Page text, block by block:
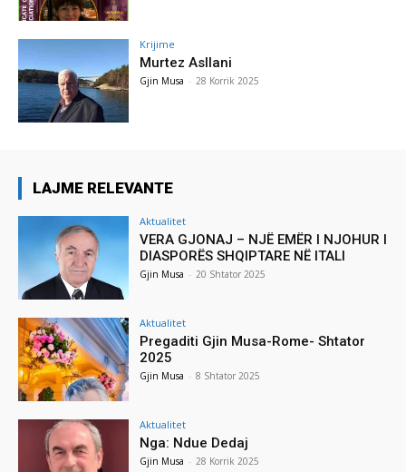
Krijime
Murtez Asllani
Gjin Musa - 28 Korrik 2025
LAJME RELEVANTE
Aktualitet
VERA GJONAJ – NJË EMËR I NJOHUR I
DIASPORËS SHQIPTARE NË ITALI
Gjin Musa - 20 Shtator 2025
Aktualitet
Pregaditi Gjin Musa-Rome- Shtator
2025
Gjin Musa - 8 Shtator 2025
Aktualitet
Nga: Ndue Dedaj
Gjin Musa - 28 Korrik 2025